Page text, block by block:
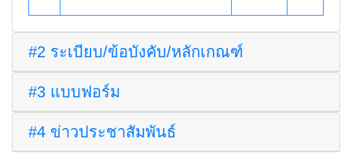
#2 ระเบียบ/ข้อบังคับ/หลักเกณฑ์
#3 แบบฟอร์ม
#4 ข่าวประชาสัมพันธ์